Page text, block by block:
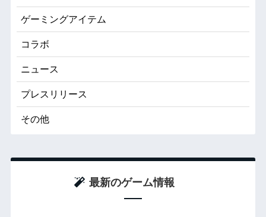
ゲーミングアイテム
コラボ
ニュース
プレスリリース
その他
最新のゲーム情報